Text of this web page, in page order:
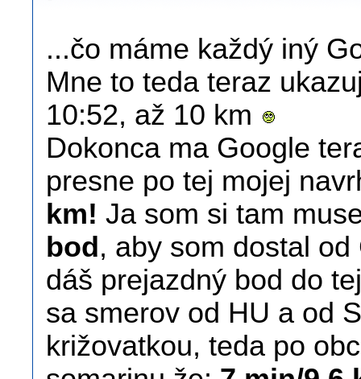
...čo máme každý iný
Mne to teda teraz
10:52, až 10 km
Dokonca ma Google
presne po tej mojej
km! Ja som si tam
bod, aby som dostal
dáš prejazdný bod do
sa smerov od HU a od
križovatkou, teda po